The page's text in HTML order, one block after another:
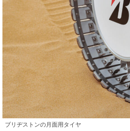
ブリヂストンの月面用タイヤ